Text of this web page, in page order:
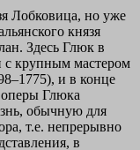
Лобковица, но уже
князя
Здесь Глюк в
с крупным мастером
и в конце
Глюка
обычную для
т.е. непрерывно
в